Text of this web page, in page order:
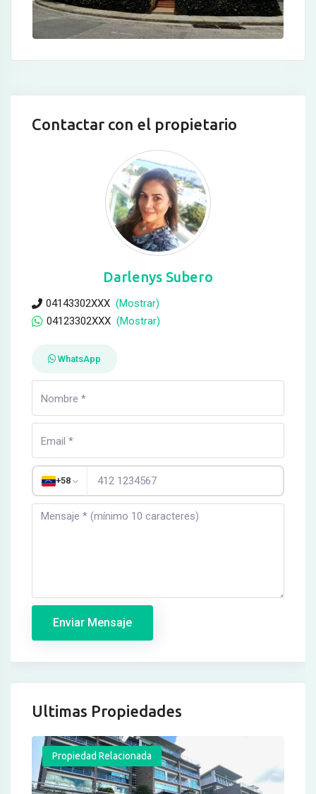
Contactar con el propietario
Darlenys Subero
04143302XXX (Mostrar)
04123302XXX (Mostrar)
WhatsApp
+58
Enviar Mensaje
Ultimas Propiedades
Propiedad Relacionada